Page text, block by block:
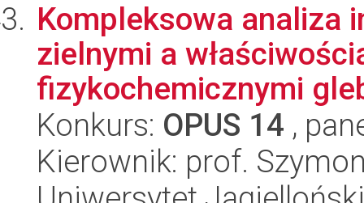
Kompleksowa analiza
zielnymi a
fizykochemicznymi
Konkurs: OPUS 14 ,
Kierownik: prof.